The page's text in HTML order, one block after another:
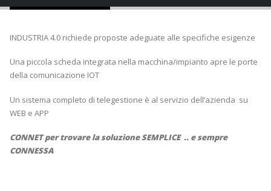
INDUSTRIA 4.0 richiede proposte adeguate alle specifiche esigenze
Una piccola scheda integrata nella macchina/impianto apre le porte
della comunicazione IOT
Un sistema completo di telegestione è al servizio dell’azienda su
WEB e APP
CONNET per trovare la soluzione SEMPLICE .. e sempre
CONNESSA